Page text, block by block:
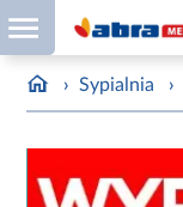
› Sypialnia ›